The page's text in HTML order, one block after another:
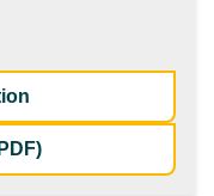
de la formation